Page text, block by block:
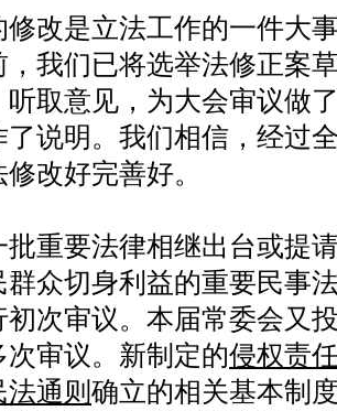
是立法工作的一件大事
我们已将选举法修正案
取意见，为大会审议做
说明。我们相信，经过
改好完善好。
要法律相继出台或提
群众切身利益的重要民事
初次审议。本届常委会又
审议。新制定的侵权责
法通则 确立的相关基本制